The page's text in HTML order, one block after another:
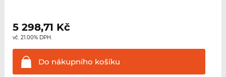
5 298,71 Kč
vč. 21.00% DPH.
Do nákupního košíku